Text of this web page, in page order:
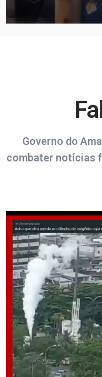
Governo do
combater notícias